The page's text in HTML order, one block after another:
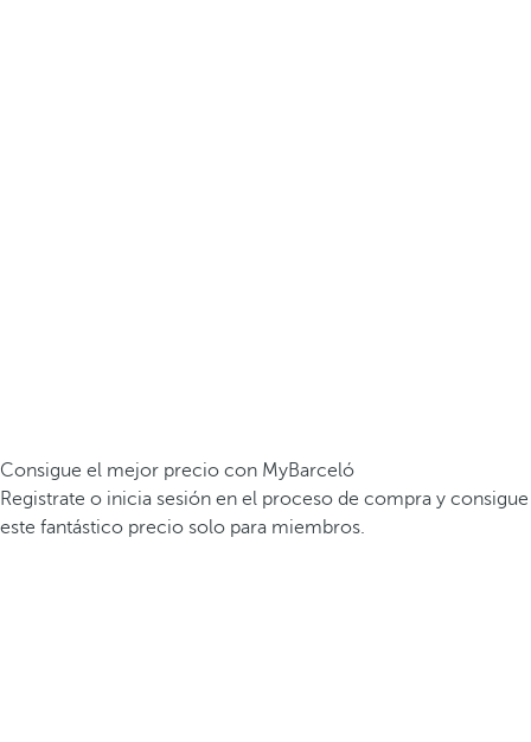
Consigue el mejor precio con MyBarceló
Registrate o inicia sesión en el proceso de compra y consigue
este fantástico precio solo para miembros.